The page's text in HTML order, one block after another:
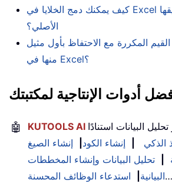
كيف يمكنك دمج الخلايا في Excel مع الحفاظ على تنسيقها
الأصلي؟
المكررة مع الاحتفاظ بأول مثيل
منها في Excel؟
أدوات الإنتاجية لمكتبتك
🤖
البيانات استنادًا
الذكي إنشاء الكود
إنشاء الصيغ
تحليل البيانات وإنشاء المخططات
البيانية
استدعاء الوظائف المحسنة
…